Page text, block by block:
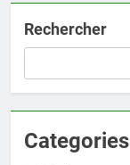
Rechercher
Categories